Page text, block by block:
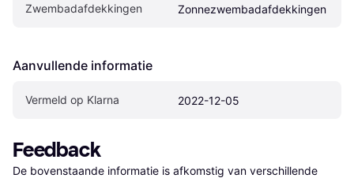
Zwembadafdekkingen Zonnezwembadafdekkingen
Aanvullende informatie
Vermeld op Klarna 2022-12-05
Feedback
De bovenstaande informatie is afkomstig van verschillende